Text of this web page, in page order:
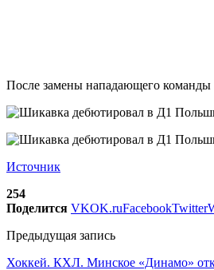
После замены нападающего команды
Источник
254
Поделится VKOK.ruFacebookTwitter
Предыдущая запись
Хоккей. КХЛ. Минское «Динамо»